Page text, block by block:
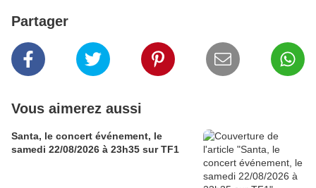
Partager
Vous aimerez aussi
Santa, le concert événement, le
samedi 22/08/2026 à 23h35 sur TF1